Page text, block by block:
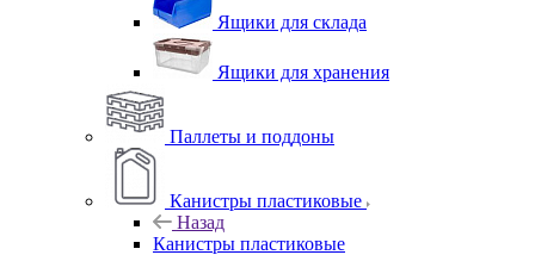
Ящики для склада
Ящики для хранения
Паллеты и поддоны
Канистры пластиковые
Назад
Канистры пластиковые